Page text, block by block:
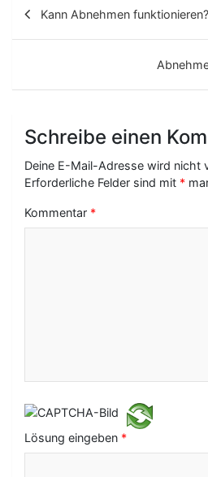
t
a
g
a
Kann Abnehmen funktionieren?
Schreibe einen
Deine E-Mail-Adresse wird nicht
Erforderliche Felder sind mit *
Kommentar *
Lösung eingeben *